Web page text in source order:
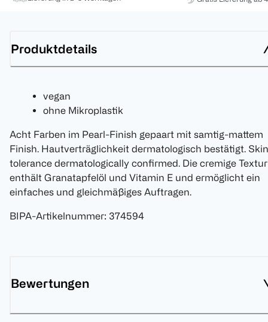
Produktdetails
vegan
ohne Mikroplastik
Acht Farben im Pearl-Finish gepaart mit samtig-mattem
Finish. Hautverträglichkeit dermatologisch bestätigt. Skin
tolerance dermatologically confirmed. Die cremige Textur
enthält Granatapfelöl und Vitamin E und ermöglicht ein
einfaches und gleichmäßiges Auftragen.
BIPA-Artikelnummer: 374594
Bewertungen